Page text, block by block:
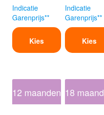
Indicatie
Garenprijs**
Kies
Indicatie
Garenprijs**
Kies
12 maanden 18